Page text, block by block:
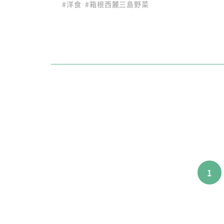
#洋食 #箱根西麓三島野菜
1